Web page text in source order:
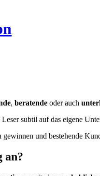
, beratende oder auch
subtil auf das eigene
und bestehende
an?